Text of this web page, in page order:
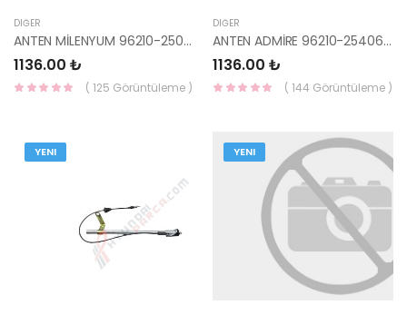
DIĞER
ANTEN MİLENYUM 96210-25005 HMC
1136.00 ₺
( 125 Görüntüleme )
DIĞER
ANTEN ADMİRE 96210-25406 HMC
1136.00 ₺
( 144 Görüntüleme )
YENI YENI